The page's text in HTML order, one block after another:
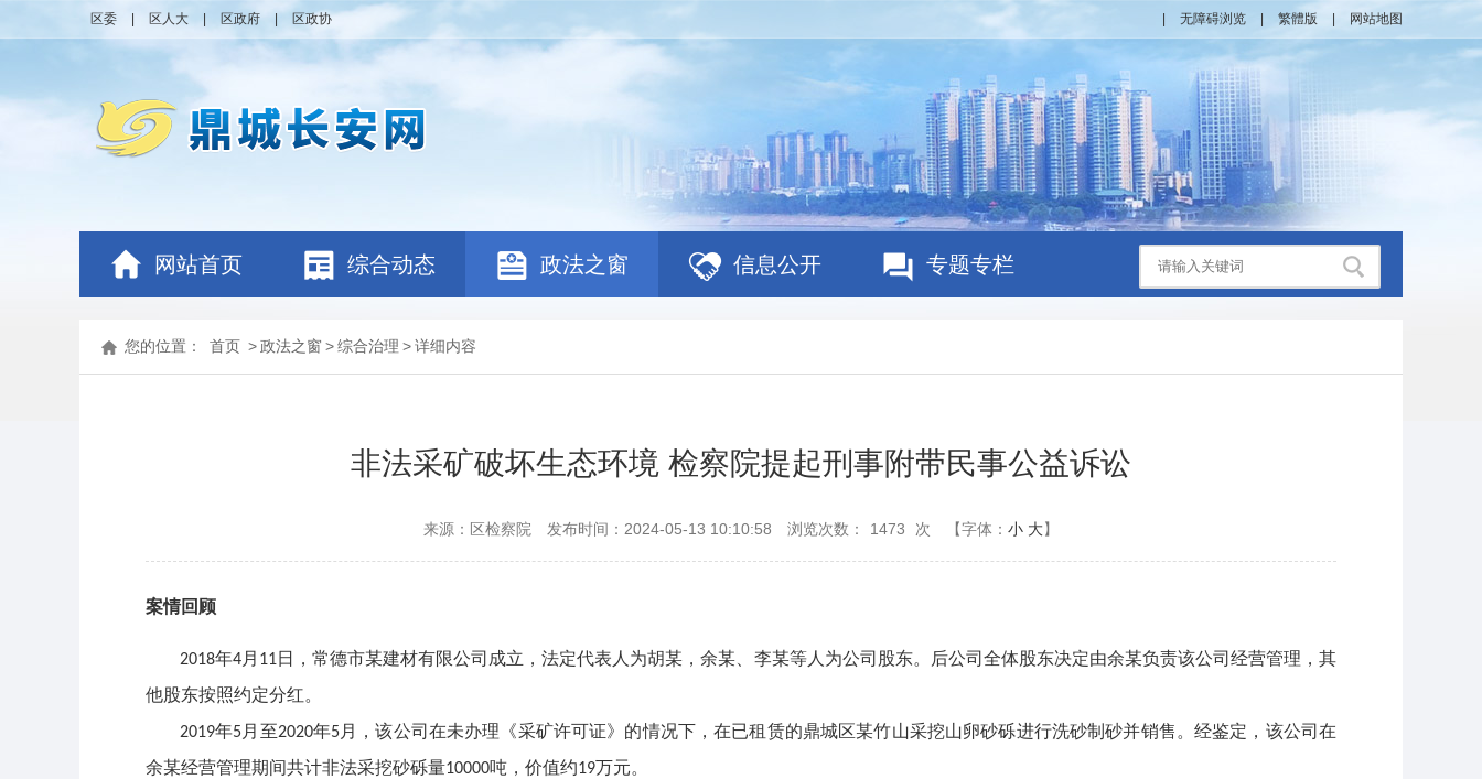
无障碍浏览 繁體版 网站地图
区委 区人大 区政府 区政协
网站首页 综合动态 政法之窗 信息公开 专题专栏
您的位置： 首页 >政法之窗 >综合治理 >详细内容
非法采矿破坏生态环境 检察院提起刑事附带民事公益诉讼
来源：区检察院 发布时间：2024-05-13 10:10:58 浏览次数： 1473 次 【字体： 小 大】
案情回顾
2018年4月 11日，常德市某建材有限公司成立，法定代表人为胡某，余某、李某等人为公司股东。后公司全体股东决定由余某负责该公司经营管理，其
他股东按照约定分红。
2019年5月至2020年5月，该公司在未办理《采矿许可证》的情况下，在已租赁的鼎城区某竹山采挖山卵砂砾进行洗砂制砂并销售。经鉴定，该公司在
余某经营管理期间共计非法采挖砂砾量10000吨，价值约19万元。